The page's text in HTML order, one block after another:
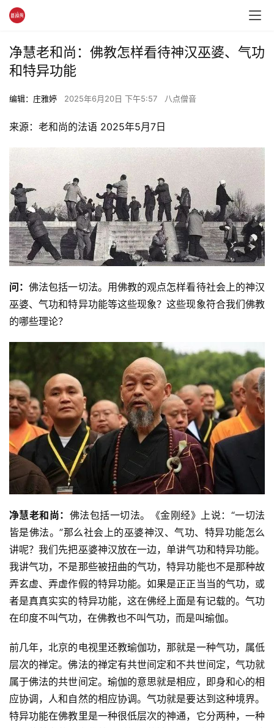
净慧老和尚：佛教怎样看待神汉巫婆、气功
和特异功能
编辑：庄雅婷 2025年6月20日 下午5:57 八点僧音
来源：老和尚的法语 2025年5月7日
问：佛法包括一切法。用佛教的观点怎样看待社会上的神汉
巫婆、气功和特异功能等这些现象？这些现象符合我们佛教
的哪些理论？
净慧老和尚： 佛法包括一切法。《金刚经》上说：“一切法
皆是佛法。”那么社会上的巫婆神汉、气功、特异功能怎么
讲呢？我们先把巫婆神汉放在一边，单讲气功和特异功能。
我讲气功，不是那些被扭曲的气功，特异功能也不是那种故
弄玄虚、弄虚作假的特异功能。如果是正正当当的气功，或
者是真真实实的特异功能，这在佛经上面是有记载的。气功
在印度不叫气功，在佛教也不叫气功，而是叫瑜伽。
前几年，北京的电视里还教瑜伽功，那就是一种气功，属低
层次的禅定。佛法的禅定有共世间定和不共世间定，气功就
属于佛法的共世间定。瑜伽的意思就是相应，即身和心的相
应协调，人和自然的相应协调。气功就是要达到这种境界。
特异功能在佛教里是一种很低层次的神通，它分两种，一种